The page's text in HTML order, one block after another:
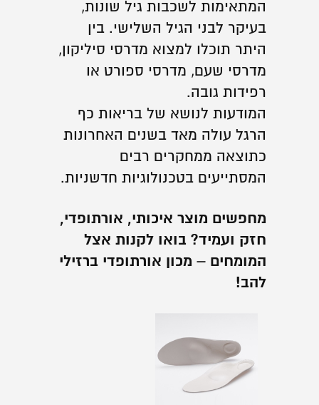
המתאימות לשכבות גיל שונות,
בעיקר לבני הגיל השלישי. בין
היתר תוכלו למצוא מדרסי סיליקון,
מדרסי שעם, מדרסי ספורט או
רפידות גובה.
המודעות לנושא של בריאות כף
הרגל עולה מאד בשנים האחרונות
כתוצאה ממחקרים רבים
המסתייעים בטכנולוגיות חדשניות.
מחפשים מוצר איכותי, אורתופדי,
חזק ועמיד? בואו לקנות אצל
המומחים – מכון אורתופדי ברזילי
להב!